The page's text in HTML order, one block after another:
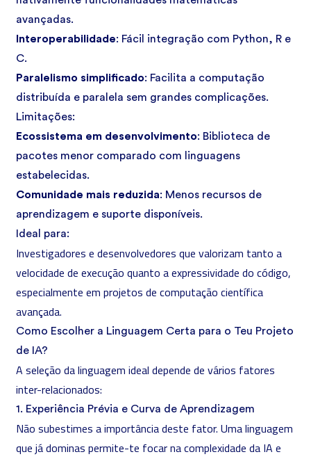
avançadas.
Interoperabilidade: Fácil integração com Python, R e
C.
Paralelismo simplificado: Facilita a computação
distribuída e paralela sem grandes complicações.
Limitações:
Ecossistema em desenvolvimento: Biblioteca de
pacotes menor comparado com linguagens
estabelecidas.
Comunidade mais reduzida: Menos recursos de
aprendizagem e suporte disponíveis.
Ideal para:
Investigadores e desenvolvedores que valorizam tanto a
velocidade de execução quanto a expressividade do código,
especialmente em projetos de computação científica
avançada.
Como Escolher a Linguagem Certa para o Teu Projeto
de IA?
A seleção da linguagem ideal depende de vários fatores
inter-relacionados:
1. Experiência Prévia e Curva de Aprendizagem
Não subestimes a importância deste fator. Uma linguagem
que já dominas permite-te focar na complexidade da IA e